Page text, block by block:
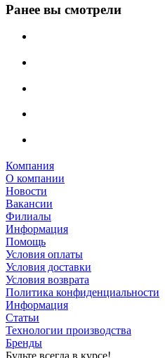
Ранее вы смотрели
Компания
О компании
Новости
Вакансии
Филиалы
Информация
Помощь
Условия оплаты
Условия доставки
Условия возврата
Политика конфиденциальности
Информация
Статьи
Технологии производства
Бренды
Будьте всегда в курсе!